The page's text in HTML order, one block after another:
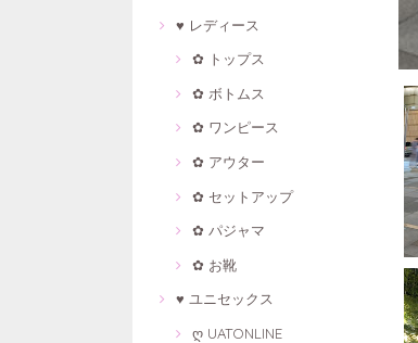
♥ レディース
✿ トップス
✿ ボトムス
✿ ワンピース
✿ アウター
✿ セットアップ
✿ パジャマ
✿ お靴
♥ ユニセックス
ღ UATONLINE